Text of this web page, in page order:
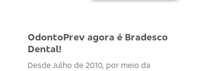
OdontoPrev agora é Bradesco
Dental!
Desde Julho de 2010, por meio da